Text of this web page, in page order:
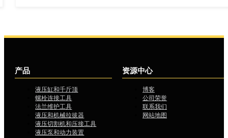
产品
液压缸和千斤顶
螺栓连接工具
法兰维护工具
液压和机械拉拔器
液压切割机和压接工具
资源中心
博客
公司荣誉
联系我们